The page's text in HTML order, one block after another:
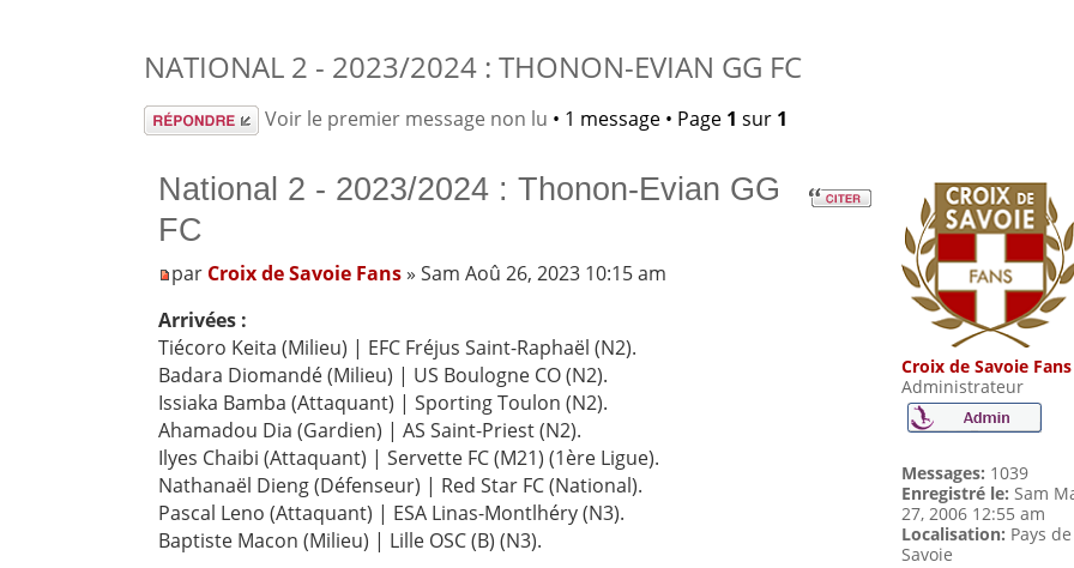
NATIONAL 2 - 2023/2024 : THONON-EVIAN GG FC
Répondre Voir le premier message non lu • 1 message • Page 1 sur 1
National 2 - 2023/2024 : Thonon-Evian GG
FC
par Croix de Savoie Fans» Sam Aoû 26, 2023 10:15 am
Arrivées :
Tiécoro Keita (Milieu) | EFC Fréjus Saint-Raphaël (N2).
Badara Diomandé (Milieu) | US Boulogne CO (N2).
Issiaka Bamba (Attaquant) | Sporting Toulon (N2).
Ahamadou Dia (Gardien) | AS Saint-Priest (N2).
Ilyes Chaibi (Attaquant) | Servette FC (M21) (1ère Ligue).
Nathanaël Dieng (Défenseur) | Red Star FC (National).
Pascal Leno (Attaquant) | ESA Linas-Montlhéry (N3).
Baptiste Macon (Milieu) | Lille OSC (B) (N3).
Croix de Savoie Fans
Administrateur
Messages: 1039
Enregistré le: Sam
27, 2006 12:55 am
Localisation: Pays de
Savoie